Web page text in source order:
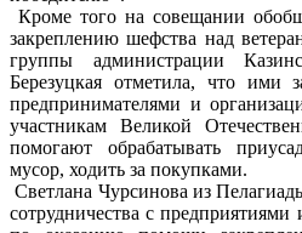
Кроме того на совещании
закреплению шефства над
группы администрации
Березуцкая отметила, что ими
предпринимателями и
участникам Великой
помогают обрабатывать
мусор, ходить за покупками.
Светлана Чурсинова из
сотрудничества с